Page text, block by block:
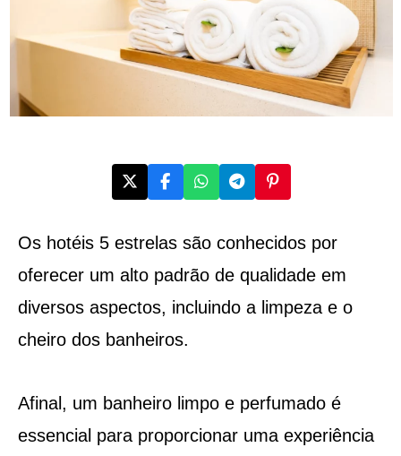
Os hotéis 5 estrelas são conhecidos por
oferecer um alto padrão de qualidade em
diversos aspectos, incluindo a limpeza e o
cheiro dos banheiros.
Afinal, um banheiro limpo e perfumado é
essencial para proporcionar uma experiência